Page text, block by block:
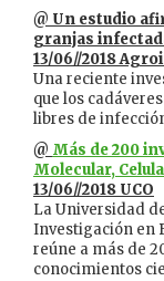
@ Un estudio
granjas
13/06//2018
Una reciente
que los
libres de
@ Más de 200
Molecular,
13/06//2018 UCO
La Universidad
Investigación en
reúne a más de
conocimientos